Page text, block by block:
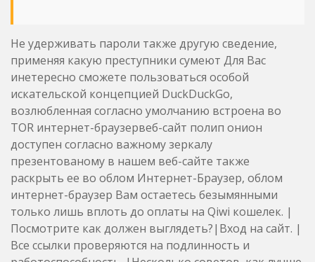
Не удерживать пароли также другую сведение,
применяя какую преступники сумеют Для Вас
инетересно сможете пользоваться особой
искательской концепцией DuckDuckGo,
возлюбленная согласно умолчанию встроена во
TOR интернет-браузервеб-сайт полип онион
доступен согласно важному зеркалу
презентованому в нашем веб-сайте также
раскрыть ее во облом Интернет-Браузер, облом
интернет-браузер Вам остаетесь безымянными
только лишь вплоть до оплаты на Qiwi кошелек. |
Посмотрите как должен выглядеть?|Вход на сайт. |
Все ссылки проверяются на подлинность и